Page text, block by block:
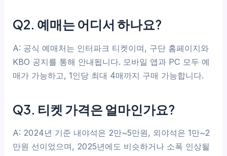
Q2. 예매는 어디서 하나요?
A: 공식 예매처는 인터파크 티켓이며, 구단 홈페이지와
KBO 공지를 통해 안내됩니다. 모바일 앱과 PC 모두 예
매가 가능하고, 1인당 최대 4매까지 구매 가능합니다.
Q3. 티켓 가격은 얼마인가요?
A: 2024년 기준 내야석은 2만~5만원, 외야석은 1만~2
만원 선이었으며, 2025년에도 비슷하거나 소폭 인상될